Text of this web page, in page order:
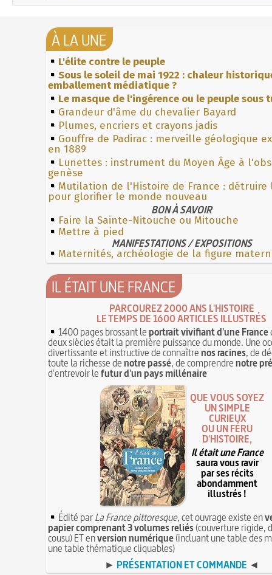
À LA UNE
L'élite contre le peuple
Sous le soleil de mai 1922 : chaleur
emballement médiatique ?
Le masque de l'ingérence ou le peuple sous
Grandeur d'âme du chevalier Bayard
Plumes, encriers et crayons jadis
Gouffre de Padirac : merveille géologique
en 1889
Lunettes : instrument du Moyen Âge à
genèse
Mutilation de l'Histoire de France : détruire
pour glorifier le monde nouveau
BON À SAVOIR
Faire la Sainte-Nitouche ou Mitouche
Mettre à pied
MANIFESTATIONS / EXPOSITIONS
Maternités, archéologie de la figure
IL ÉTAIT UNE FRANCE
PARCOUREZ 2000 ANS L'HISTOIRE
LE TEMPS DE 1600 ARTICLES ILLUSTRÉS
1400 pages brossant leportrait vivifiant d'une France
deux siècles était la première puissance du monde. Une
divertissante et instructive de connaîtrenos racines, de
toute la richesse denotre passé, de comprendrenotre
d'entrevoir lefutur d'un pays millénaire
QUE VOUS SOYEZ
UN SIMPLE
CURIEUX
OU UN FÉRU
D'HISTOIRE,
Il était une France
saura vous ravir
par ses récits
abondamment
illustrés !
Édité parLa France pittoresque, cet ouvrage existe en
papier comprenant 3 volumes reliés(couverture rigide,
cousu) ET enversion numérique(incluant une table des
une table thématique cliquables)
► PRÉSENTATION ET COMMANDE ◄